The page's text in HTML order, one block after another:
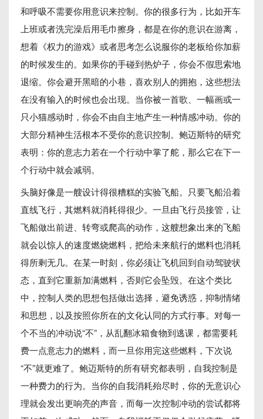
和呼吸不需要你用意识来控制。你的很多行为，比如开车
上班或者洗完澡后用毛巾擦身，都是在你的意识在游离，
想着《权力的游戏》或者思考怎么说服你的老板给你加薪
的时候发生的。如果你的手碰到热炉子，你会不假思索地
退缩。你会避开黑暗的小巷，喜欢别人的拥抱，这些想法
在没有输入的时候也会出现。当你被一首歌、一幅画或一
只小猫感动时，你会不由自主地产生一种情感冲动。你的
大部分精神生活根本不受你的意识控制。鲍迈斯特的研究
表明：你的意志力若在一个行动中掌了舵，那么它在下一
个行动中就会减弱。
头脑好像是一艘设计得很糟糕的实验飞船。只要飞船沿着
直线飞行，其燃料就消耗得很少。一旦由飞行员接管，让
飞船做出前进、转弯或爬高的动作，这艘想象出来的飞船
就会以惊人的速度燃烧燃料，把给未来航行的燃料也消耗
得所剩无几。在某一时刻，你必须让飞机回到自动驾驶状
态，直到它重新加满燃料，否则它会坠毁。在这个类比
中，控制人类的思想包括做出选择，避免诱惑，抑制情绪
和思想，以及按照你所在的文化认同的方式行事。对每一
个不当的冲动说“不”，从乱翻冰箱食物到逃课，都需要耗
费一点意志力的燃料，而一旦你用完这些燃料，下次说
“不”就更难了。鲍迈斯特的所有研究都表明，自我控制是
一种费力的行为。当你的自我消耗殆尽时，你的无意识心
理就会发出更响亮的声音，而每一次控制冲动的尝试都将